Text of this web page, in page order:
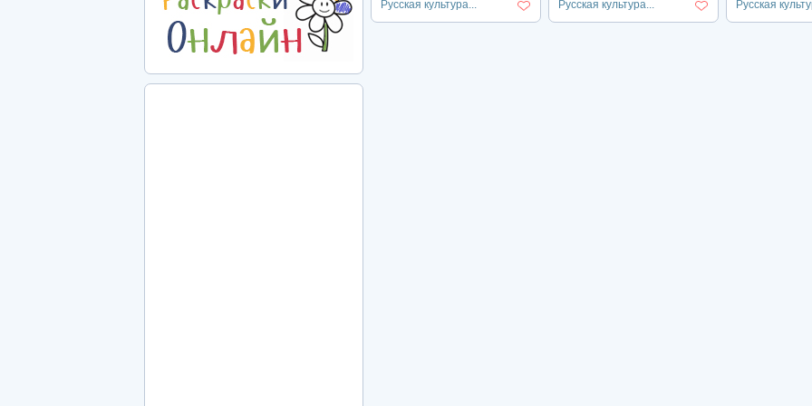
Русская культура... Русская культура... Русская